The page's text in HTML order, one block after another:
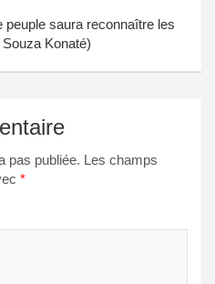
peuple saura reconnaître les
Konaté)
pas publiée. Les champs
*